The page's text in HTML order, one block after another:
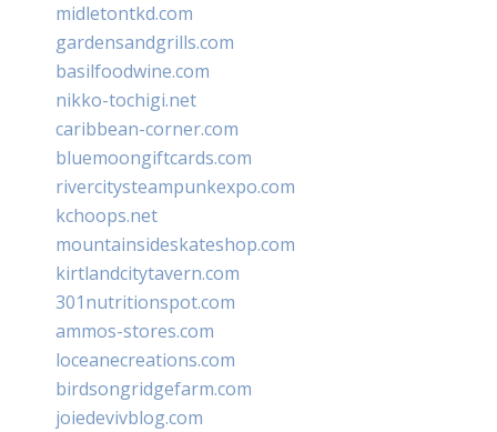
midletontkd.com
gardensandgrills.com
basilfoodwine.com
nikko-tochigi.net
caribbean-corner.com
bluemoongiftcards.com
rivercitysteampunkexpo.com
kchoops.net
mountainsideskateshop.com
kirtlandcitytavern.com
301nutritionspot.com
ammos-stores.com
loceanecreations.com
birdsongridgefarm.com
joiedevivblog.com